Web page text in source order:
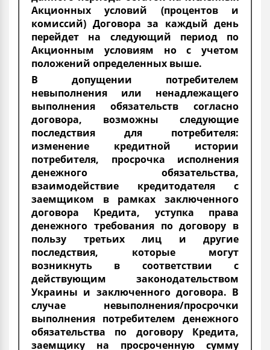
Акционных условий (процентов и
комиссий) Договора за каждый день
перейдет на следующий период по
Акционным условиям но с учетом
положений определенных выше.
В допущении потребителем
невыполнения или ненадлежащего
выполнения обязательств согласно
договора, возможны следующие
последствия для потребителя:
изменение кредитной истории
потребителя, просрочка исполнения
денежного обязательства,
взаимодействие кредитодателя с
заемщиком в рамках заключенного
договора Кредита, уступка права
денежного требования по договору в
пользу третьих лиц и другие
последствия, которые могут
возникнуть в соответствии с
действующим законодательством
Украины и заключенного договора. В
случае невыполнения/просрочки
выполнения потребителем денежного
обязательства по договору Кредита,
заемщику на просроченную сумму